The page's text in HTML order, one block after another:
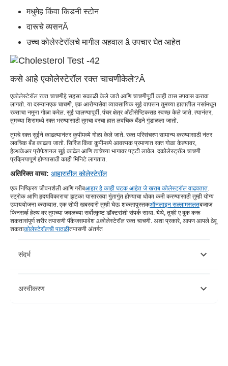
मधुमेह किंवा किडनी स्टोन
दारूचे व्यसनÂ
उच्च कोलेस्टेरॉलचे मागील अहवाल â उपचार घेत आहेत
कसे आहे एकोलेस्टेरॉल रक्त चाचणीकेले?Â
एकोलेस्टेरॉल रक्त चाचणीहे सहसा सकाळी केले जाते आणि चाचणीपूर्वी काही तास उपवास करावा
लागतो. या दरम्यानएक चाचणी, एक आरोग्यसेवा व्यावसायिक सुई वापरून तुमच्या हातातील नसांमधून
रक्ताचा नमुना गोळा करेल. सुई घालण्यापूर्वी, पंचर क्षेत्र अँटीसेप्टिकसह स्वच्छ केले जाते. त्यानंतर,
तुमच्या शिरामध्ये रक्त भरण्यासाठी तुमचा वरचा हात लवचिक बँडने गुंडाळला जातो.
तुमचे रक्त सुईने काढल्यानंतर कुपीमध्ये गोळा केले जाते. रक्त परिसंचरण सामान्य करण्यासाठी नंतर
लवचिक बँड काढला जातो. सिरिंज किंवा कुपीमध्ये आवश्यक प्रमाणात रक्त गोळा केल्यावर,
हेल्थकेअर प्रोफेशनल सुई काढेल आणि त्वचेच्या भागावर पट्टी लावेल. दकोलेस्ट्रॉल चाचणी
प्रक्रियापूर्ण होण्यासाठी काही मिनिटे लागतात.
अतिरिक्त वाचा: आहारातील कोलेस्टेरॉल
एक निष्क्रिय जीवनशैली आणि गरीबआहार हे काही घटक आहेत जे खराब कोलेस्ट्रॉल वाढवतात.
स्ट्रोक आणि हृदयविकाराचा झटका यासारख्या गुंतागुंत होण्याचा धोका कमी करण्यासाठी तुम्ही योग्य
उपाययोजना कराव्यात. एक सोपी खबरदारी तुम्ही घेऊ शकतापुस्तकऑनलाइन सल्लामसलतबजाज
फिनसर्व्ह हेल्थ वर तुमच्या जवळच्या सर्वोत्कृष्ट डॉक्टरांशी संपर्क साधा. येथे, तुम्ही ए बुक करू
शकतासंपूर्ण शरीर तपासणी पॅकेजसमावेश aकोलेस्टेरॉल रक्त चाचणी. अशा प्रकारे, आपण आपले ठेवू
शकताकोलेस्टेरॉलची पातळीतपासणी अंतर्गत
संदर्भ
https://www.healthline.com/health/cholesterol-
अस्वीकरण